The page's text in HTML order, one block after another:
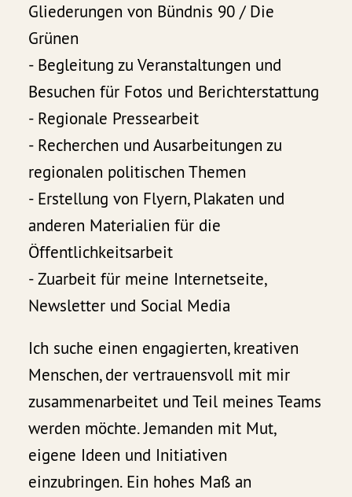
Gliederungen von Bündnis 90 / Die
Grünen
- Begleitung zu Veranstaltungen und
Besuchen für Fotos und Berichterstattung
- Regionale Pressearbeit
- Recherchen und Ausarbeitungen zu
regionalen politischen Themen
- Erstellung von Flyern, Plakaten und
anderen Materialien für die
Öffentlichkeitsarbeit
- Zuarbeit für meine Internetseite,
Newsletter und Social Media
Ich suche einen engagierten, kreativen
Menschen, der vertrauensvoll mit mir
zusammenarbeitet und Teil meines Teams
werden möchte. Jemanden mit Mut,
eigene Ideen und Initiativen
einzubringen. Ein hohes Maß an